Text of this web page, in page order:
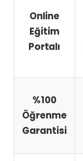
Online
Eğitim
Portalı
%100
Öğrenme
Garantisi